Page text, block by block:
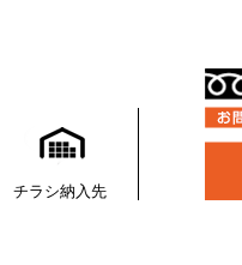
折込なら新聞折込通販サイ
チラシ納入先